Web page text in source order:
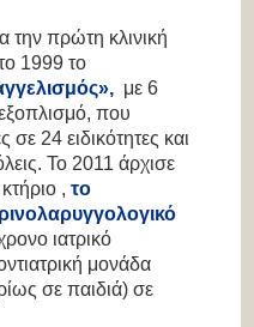
την πρώτη κλινική
1999 το
με 6
που
σε 24 ειδικότητες και
Το 2011 άρχισε
κτήριο ,το
ιατρικό
μονάδα
σε παιδιά) σε